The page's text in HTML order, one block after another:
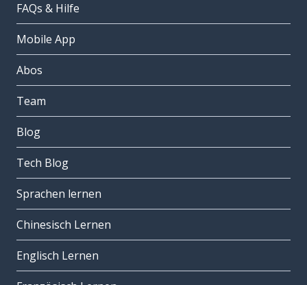
FAQs & Hilfe
Mobile App
Abos
Team
Blog
Tech Blog
Sprachen lernen
Chinesisch Lernen
Englisch Lernen